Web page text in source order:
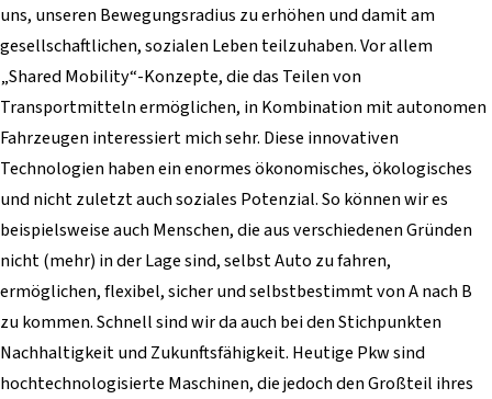
uns, unseren Bewegungsradius zu erhöhen und damit am
gesellschaftlichen, sozialen Leben teilzuhaben. Vor allem
„Shared Mobility“-Konzepte, die das Teilen von
Transportmitteln ermöglichen, in Kombination mit autonomen
Fahrzeugen interessiert mich sehr. Diese innovativen
Technologien haben ein enormes ökonomisches, ökologisches
und nicht zuletzt auch soziales Potenzial. So können wir es
beispielsweise auch Menschen, die aus verschiedenen Gründen
nicht (mehr) in der Lage sind, selbst Auto zu fahren,
ermöglichen, flexibel, sicher und selbstbestimmt von A nach B
zu kommen. Schnell sind wir da auch bei den Stichpunkten
Nachhaltigkeit und Zukunftsfähigkeit. Heutige Pkw sind
hochtechnologisierte Maschinen, die jedoch den Großteil ihres